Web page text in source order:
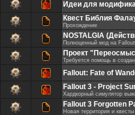
Идеи для
Квест Библия
Прохождение
NOSTALGIA
Полноценный мод на
Проект
Требуется помощь в
Fallout: Fate of
Fallout 3 - Project
Хардкорный симулятор
Fallout 3 Forgotten
Новая территория и квесты